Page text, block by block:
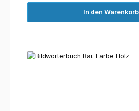
In den Warenkorb